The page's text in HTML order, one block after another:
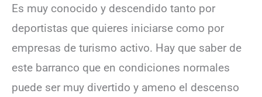
Es muy conocido y descendido tanto por
deportistas que quieres iniciarse como por
empresas de turismo activo. Hay que saber de
este barranco que en condiciones normales
puede ser muy divertido y ameno el descenso